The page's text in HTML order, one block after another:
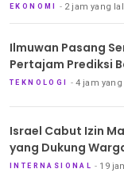
EKONOMI 2 jam yang
Ilmuwan Pasang
Pertajam Prediksi
TEKNOLOGI 4 jam
Israel Cabut Izin
yang Dukung
INTERNASIONAL 19